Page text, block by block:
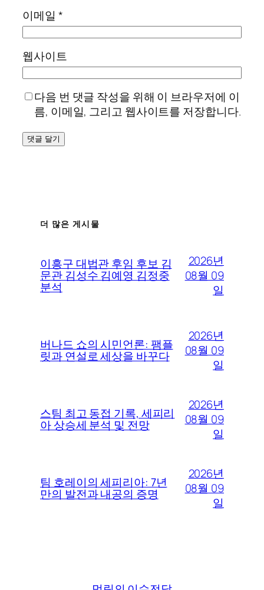
이메일 *
웹사이트
다음 번 댓글 작성을 위해 이 브라우저에 이
름, 이메일, 그리고 웹사이트를 저장합니다.
더 많은 게시물
이흥구 대법관 후임 후보 김
문관 김성수 김예영 김정중
분석
2026년
08월 09
일
버나드 쇼의 시민언론: 팸플
릿과 연설로 세상을 바꾸다
2026년
08월 09
일
스팀 최고 동접 기록, 세피리
아 상승세 분석 및 전망
2026년
08월 09
일
팀 호레이의 세피리아: 7년
만의 발전과 내공의 증명
2026년
08월 09
일